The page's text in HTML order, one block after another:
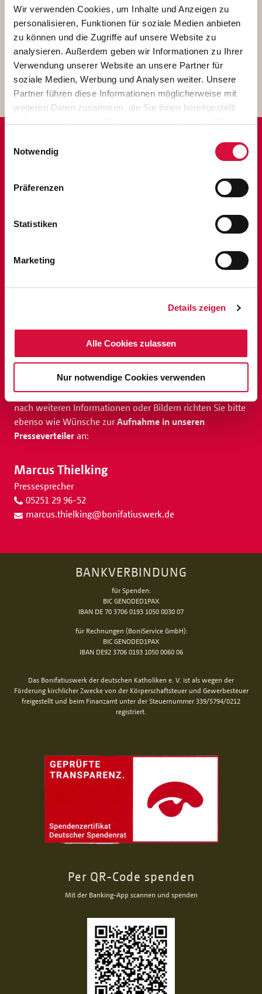
Wir verwenden Cookies, um Inhalte und Anzeigen zu
personalisieren, Funktionen für soziale Medien anbieten
zu können und die Zugriffe auf unsere Website zu
analysieren. Außerdem geben wir Informationen zu Ihrer
Verwendung unserer Website an unsere Partner für
soziale Medien, Werbung und Analysen weiter. Unsere
Partner führen diese Informationen möglicherweise mit
weiteren Daten zusammen, die Sie ihnen bereitgestellt
Cookies, wenn Sie unsere Webseite weiterhin nutzen.
Notwendig
Präferenzen
Statistiken
Marketing
Details zeigen
Alle Cookies zulassen
Nur notwendige Cookies verwenden
Kleibold
1,06 MB
Download
Belegexemplare und Rückmeldungensowie Anfragen
nach weiteren Informationen oder Bildern richten Sie bitte
ebenso wie Wünsche zurAufnahme in unseren
Presseverteiler an:
Marcus Thielking
Pressesprecher
05251 29 96-52
marcus.thielking@bonifatiuswerk.de
BANKVERBINDUNG
für Spenden:
BIC GENODED1PAX
IBAN DE 70 3706 0193 1050 0030 07
für Rechnungen (BoniService GmbH):
BIC GENODED1PAX
IBAN DE92 3706 0193 1050 0060 06
Das Bonifatiuswerk der deutschen Katholiken e. V. ist als wegen der
Förderung kirchlicher Zwecke von der Körperschaftsteuer und Gewerbesteuer
freigestellt und beim Finanzamt unter der Steuernummer 339/5794/0212
registriert.
Per QR-Code spenden
Mit der Banking-App scannen und spenden